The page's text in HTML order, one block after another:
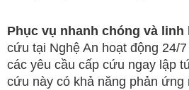
Phục vụ nhanh chóng và linh
cứu tại Nghệ An hoạt động 24/
các yêu cầu cấp cứu ngay lập
cứu này có khả năng phản ứng